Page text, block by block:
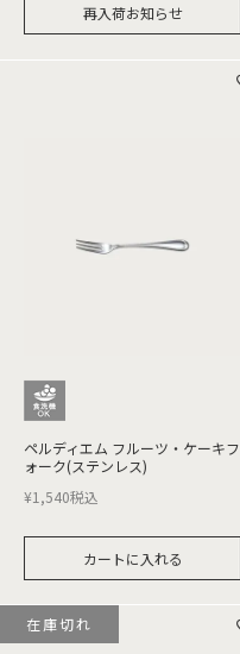
再入荷お知らせ
ペルディエム フルーツ・ケーキフ
ォーク(ステンレス)
¥1,540税込
カートに入れる
在庫切れ